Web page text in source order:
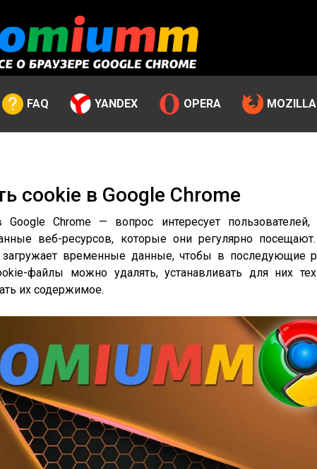
FAQ YANDEX OPERA MOZILLA
cookie в Google Chrome
Chrome — вопрос интересует
веб-ресурсов, которые они регулярно
загружает временные данные, чтобы в последующие
файлы можно удалять, устанавливать для них
их содержимое.